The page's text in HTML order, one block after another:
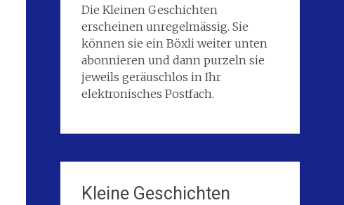
Die Kleinen Geschichten
erscheinen unregelmässig. Sie
können sie ein Böxli weiter unten
abonnieren und dann purzeln sie
jeweils geräuschlos in Ihr
elektronisches Postfach.
Kleine Geschichten